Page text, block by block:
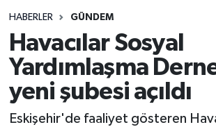
HABERLER GÜNDEM
Havacılar Sosyal
Yardımlaşma
yeni şubesi açıldı
Eskişehir'de faaliyet gösteren
SPOR
YAŞAM
Son Dakika Haberleri
Haber Arşivi